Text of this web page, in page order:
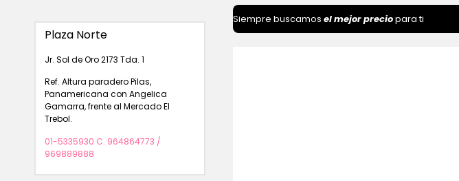
Plaza Norte
Jr. Sol de Oro 2173 Tda. 1
Ref. Altura paradero Pilas,
Panamericana con Angelica
Gamarra, frente al Mercado El
Trebol.
01-5335930 C. 964864773 /
969889888
Siempre buscamos el mejor preciopara ti